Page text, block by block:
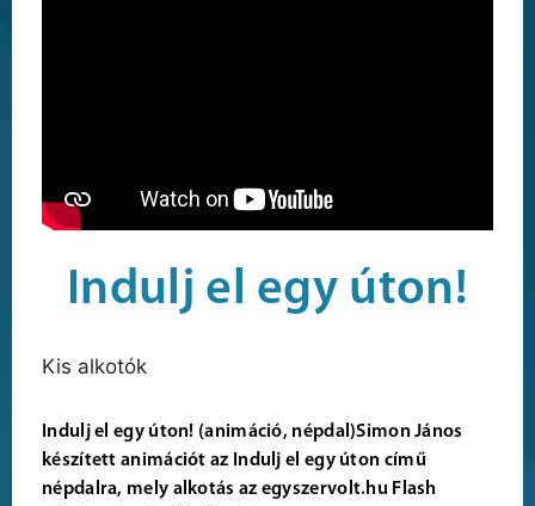
Indulj el egy úton!
Kis alkotók
Indulj el egy úton! (animáció, népdal)Simon János
készített animációt az Indulj el egy úton című
népdalra, mely alkotás az egyszervolt.hu Flash